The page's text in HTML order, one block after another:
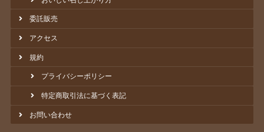
委託販売
アクセス
規約
プライバシーポリシー
特定商取引法に基づく表記
お問い合わせ